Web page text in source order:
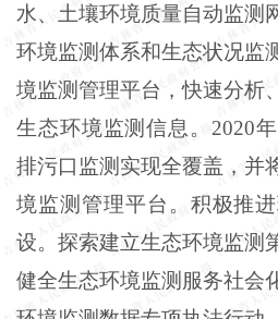
水、土壤环境质量自动监测
环境监测体系和生态状况监
境监测管理平台，快速分析
生态环境监测信息。2020
排污口监测实现全覆盖，并
境监测管理平台。积极推
设。探索建立生态环境监测
健全生态环境监测服务社会